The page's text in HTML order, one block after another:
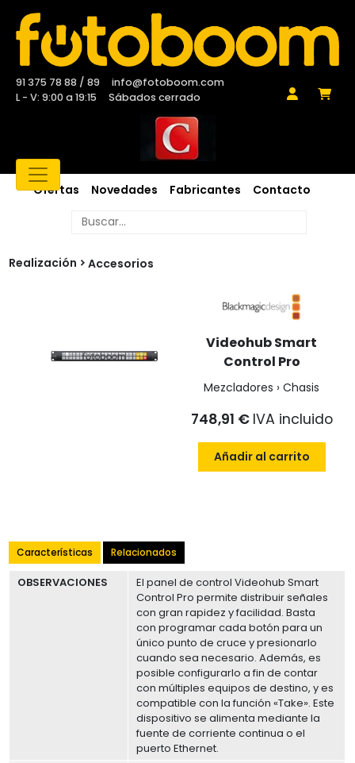
91 375 78 88 / 89
info@fotoboom.com
L - V: 9:00 a 19:15
Sábados cerrado
Ofertas Novedades Fabricantes Contacto
Realización Accesorios
Videohub Smart
Control Pro
Mezcladores › Chasis
748,91 € IVA incluido
Añadir al carrito
Características Relacionados
OBSERVACIONES
El panel de control Videohub Smart
Control Pro permite distribuir señales
con gran rapidez y facilidad. Basta
con programar cada botón para un
único punto de cruce y presionarlo
cuando sea necesario. Además, es
posible configurarlo a fin de contar
con múltiples equipos de destino, y es
compatible con la función «Take». Este
dispositivo se alimenta mediante la
fuente de corriente continua o el
puerto Ethernet.